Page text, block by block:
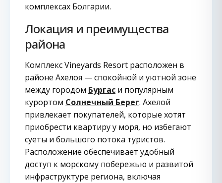
комплексах Болгарии.
Локация и преимущества
района
Комплекс Vineyards Resort расположен в
районе Ахелоя — спокойной и уютной зоне
между городом Бургас и популярным
курортом Солнечный Берег. Ахелой
привлекает покупателей, которые хотят
приобрести квартиру у моря, но избегают
суеты и большого потока туристов.
Расположение обеспечивает удобный
доступ к морскому побережью и развитой
инфраструктуре региона, включая